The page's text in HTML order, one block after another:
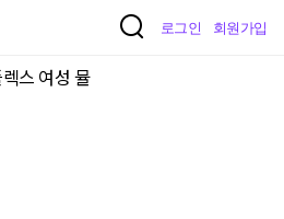
로그인 회원가입